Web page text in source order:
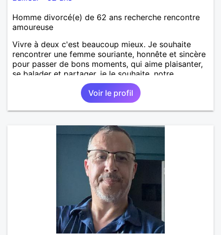
Homme divorcé(e) de 62 ans recherche rencontre
amoureuse
Vivre à deux c'est beaucoup mieux. Je souhaite
rencontrer une femme souriante, honnête et sincère
pour passer de bons moments, qui aime plaisanter,
se balader et partager, je le souhaite, notre
complicité. J'aime beaucoup les chantiers de
randonnée pour se défouler, se relaxer, se détendre
et finalement prendre du bon temps. C'est difficile
de tout dire en quelques lignes. En revanche, vous
d'informations. A bientôt
Voir le profil